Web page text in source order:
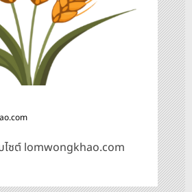
ไซต์ lomwongkhao.com